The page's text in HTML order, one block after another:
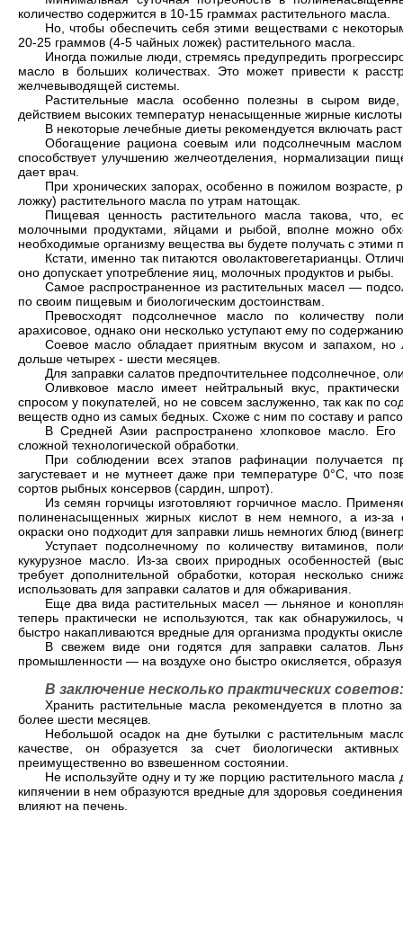
количество содержится в 10-15 граммах растительного масла.
Но, чтобы обеспечить себя этими веществами с
20-25 граммов (4-5 чайных ложек) растительного масла.
Иногда пожилые люди, стремясь предупредить
масло в больших количествах. Это может привести к
желчевыводящей системы.
Растительные масла особенно полезны в сыром
действием высоких температур ненасыщенные жирные
В некоторые лечебные диеты рекомендуется включать
Обогащение рациона соевым или подсолнечным маслом
способствует улучшению желчеотделения, нормализации
дает врач.
При хронических запорах, особенно в пожилом
ложку) растительного масла по утрам натощак.
Пищевая ценность растительного масла такова,
молочными продуктами, яйцами и рыбой, вполне можно
необходимые организму вещества вы будете получать с этими
Кстати, именно так питаются оволактовегетарианцы.
оно допускает употребление яиц, молочных продуктов и рыбы.
Самое распространенное из растительных масел —
по своим пищевым и биологическим достоинствам.
Превосходят подсолнечное масло по количеству
арахисовое, однако они несколько уступают ему по
Соевое масло обладает приятным вкусом и запахом, но
дольше четырех - шести месяцев.
Для заправки салатов предпочтительнее подсолнечное,
Оливковое масло имеет нейтральный вкус,
спросом у покупателей, но не совсем заслуженно, так как по
веществ одно из самых бедных. Схоже с ним по составу и
В Средней Азии распространено хлопковое масло.
сложной технологической обработки.
При соблюдении всех этапов рафинации получается
загустевает и не мутнеет даже при температуре 0°С, что
сортов рыбных консервов (сардин, шпрот).
Из семян горчицы изготовляют горчичное масло.
полиненасыщенных жирных кислот в нем немного, а из-за
окраски оно подходит для заправки лишь немногих блюд
Уступает подсолнечному по количеству витаминов,
кукурузное масло. Из-за своих природных особенностей
требует дополнительной обработки, которая несколько
использовать для заправки салатов и для обжаривания.
Еще два вида растительных масел — льняное и
теперь практически не используются, так как
быстро накапливаются вредные для организма продукты
В свежем виде они годятся для заправки салатов.
промышленности — на воздухе оно быстро окисляется,
В заключение несколько практических советов:
Хранить растительные масла рекомендуется в плотно
более шести месяцев.
Небольшой осадок на дне бутылки с растительным
качестве, он образуется за счет биологически
преимущественно во взвешенном состоянии.
Не используйте одну и ту же порцию растительного
кипячении в нем образуются вредные для здоровья
влияют на печень.